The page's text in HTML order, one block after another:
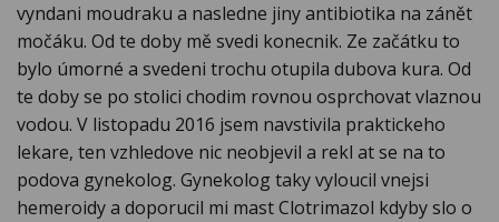
vyndani moudraku a nasledne jiny antibiotika na zánět
močáku. Od te doby mě svedi konecnik. Ze začátku to
bylo úmorné a svedeni trochu otupila dubova kura. Od
te doby se po stolici chodim rovnou osprchovat vlaznou
vodou. V listopadu 2016 jsem navstivila praktickeho
lekare, ten vzhledove nic neobjevil a rekl at se na to
podova gynekolog. Gynekolog taky vyloucil vnejsi
hemeroidy a doporucil mi mast Clotrimazol kdyby slo o